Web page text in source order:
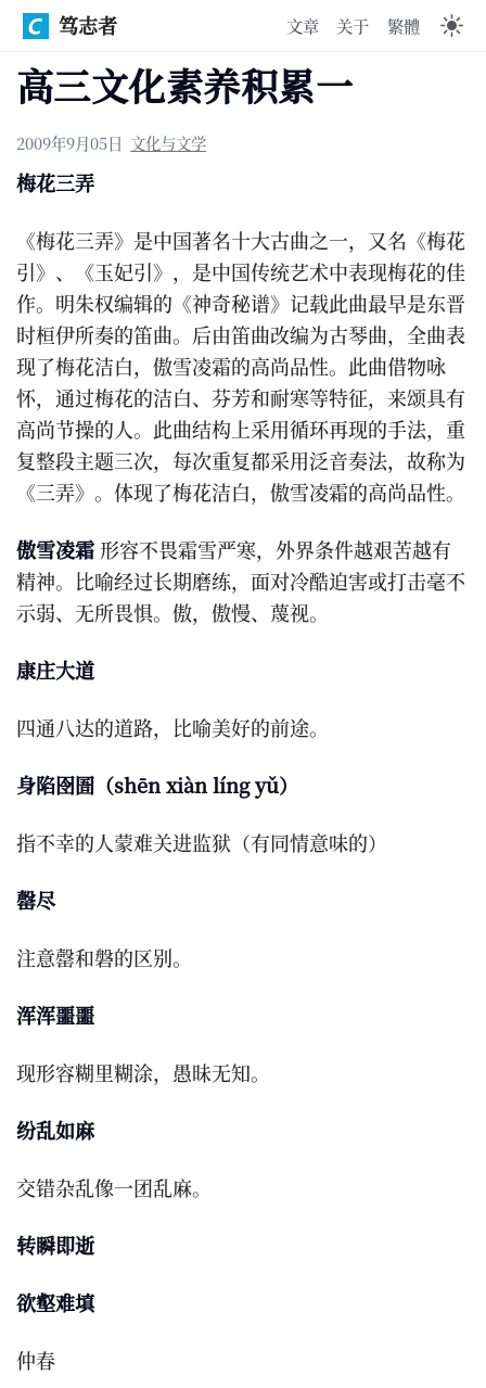
笃志者 文章 关于 繁體
高三文化素养积累一
2009年9月05日 文化与文学
梅花三弄
《梅花三弄》是中国著名十大古曲之一，又名《梅花
引》、《玉妃引》，是中国传统艺术中表现梅花的佳
作。明朱权编辑的《神奇秘谱》记载此曲最早是东晋
时桓伊所奏的笛曲。后由笛曲改编为古琴曲，全曲表
现了梅花洁白，傲雪凌霜的高尚品性。此曲借物咏
怀，通过梅花的洁白、芬芳和耐寒等特征，来颂具有
高尚节操的人。此曲结构上采用循环再现的手法，重
复整段主题三次，每次重复都采用泛音奏法，故称为
《三弄》。体现了梅花洁白，傲雪凌霜的高尚品性。
傲雪凌霜形容不畏霜雪严寒，外界条件越艰苦越有
精神。比喻经过长期磨练，面对冷酷迫害或打击毫不
示弱、无所畏惧。傲，傲慢、蔑视。
康庄大道
四通八达的道路，比喻美好的前途。
身陷囹圄（shēn xiàn líng yǔ）
指不幸的人蒙难关进监狱（有同情意味的）
罄尽
注意罄和磐的区别。
浑浑噩噩
现形容糊里糊涂，愚昧无知。
纷乱如麻
交错杂乱像一团乱麻。
转瞬即逝
欲壑难填
仲春